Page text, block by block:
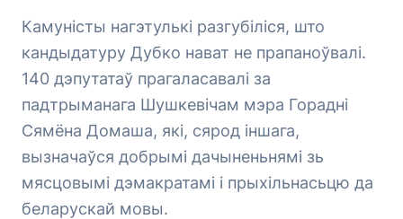
Камуністы нагэтулькі разгубіліся, што
кандыдатуру Дубко нават не прапаноўвалі.
140 дэпутатаў прагаласавалі за
падтрыманага Шушкевічам мэра Горадні
Сямёна Домаша, які, сярод іншага,
вызначаўся добрымі дачыненьнямі зь
мясцовымі дэмакратамі і прыхільнасьцю да
беларускай мовы.